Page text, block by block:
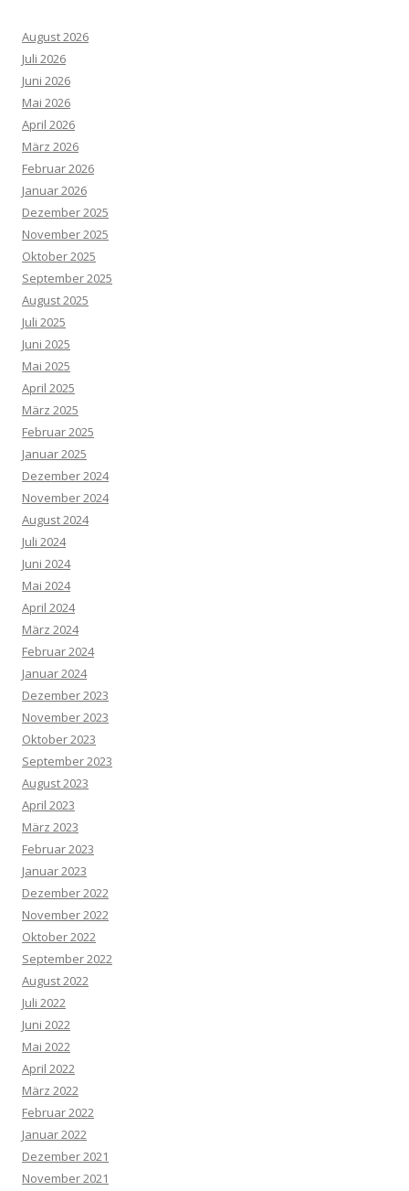
August 2026
Juli 2026
Juni 2026
Mai 2026
April 2026
März 2026
Februar 2026
Januar 2026
Dezember 2025
November 2025
Oktober 2025
September 2025
August 2025
Juli 2025
Juni 2025
Mai 2025
April 2025
März 2025
Februar 2025
Januar 2025
Dezember 2024
November 2024
August 2024
Juli 2024
Juni 2024
Mai 2024
April 2024
März 2024
Februar 2024
Januar 2024
Dezember 2023
November 2023
Oktober 2023
September 2023
August 2023
April 2023
März 2023
Februar 2023
Januar 2023
Dezember 2022
November 2022
Oktober 2022
September 2022
August 2022
Juli 2022
Juni 2022
Mai 2022
April 2022
März 2022
Februar 2022
Januar 2022
Dezember 2021
November 2021